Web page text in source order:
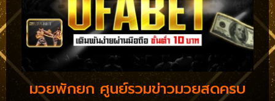
มวยพักยก ศูนย์รวมข่าวมวยสดครบ